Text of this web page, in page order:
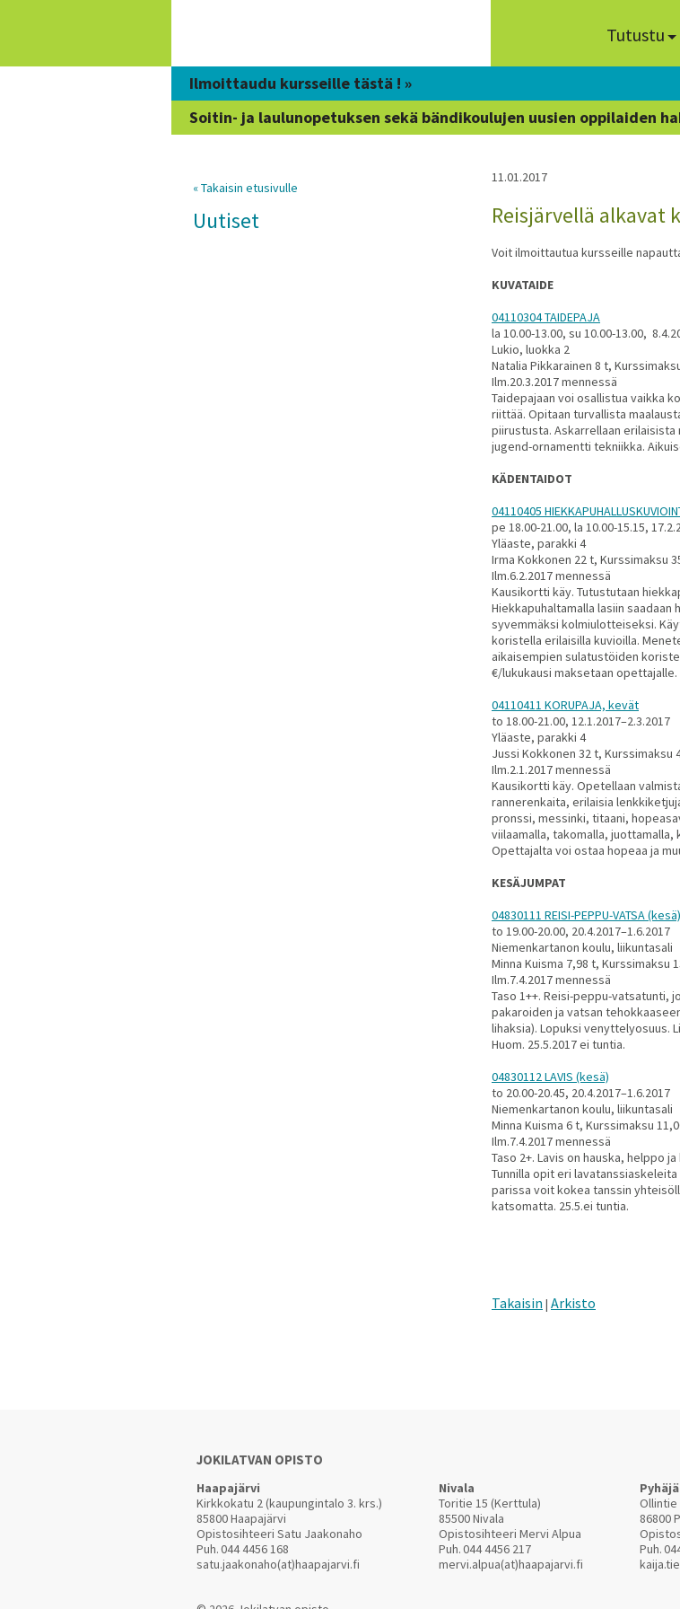
Tutustu
Ilmoittaudu kursseille tästä ! »
Soitin- ja laulunopetuksen sekä bändikoulujen uusien oppilaiden
11.01.2017
Reisjärvellä alkavat
Voit ilmoittautua kursseille
KUVATAIDE
04110304 TAIDEPAJA
la 10.00-13.00, su 10.00-13.00,
Lukio, luokka 2
Natalia Pikkarainen 8 t,
Ilm.20.3.2017 mennessä
Taidepajaan voi osallistua vaikka
riittää. Opitaan turvallista
piirustusta. Askarrellaan
jugend-ornamentti tekniikka.
KÄDENTAIDOT
04110405
pe 18.00-21.00, la 10.00-15.15,
Yläaste, parakki 4
Irma Kokkonen 22 t, Kurssimaksu
Ilm.6.2.2017 mennessä
Kausikortti käy. Tutustutaan
Hiekkapuhaltamalla lasiin saadaan
syvemmäksi kolmiulotteiseksi.
koristella erilaisilla kuvioilla.
aikaisempien sulatustöiden
€/lukukausi maksetaan opettajalle.
04110411 KORUPAJA, kevät
to 18.00-21.00, 12.1.2017–2.3.2017
Yläaste, parakki 4
Jussi Kokkonen 32 t, Kurssimaksu
Ilm.2.1.2017 mennessä
Kausikortti käy. Opetellaan
rannerenkaita, erilaisia
pronssi, messinki, titaani,
viilaamalla, takomalla, juottamalla,
Opettajalta voi ostaa hopeaa ja
KESÄJUMPAT
04830111 REISI-PEPPU-VATSA (kesä)
to 19.00-20.00, 20.4.2017–1.6.2017
Niemenkartanon koulu, liikuntasali
Minna Kuisma 7,98 t, Kurssimaksu
Ilm.7.4.2017 mennessä
Taso 1++. Reisi-peppu-vatsatunti,
pakaroiden ja vatsan
lihaksia). Lopuksi venyttelyosuus.
Huom. 25.5.2017 ei tuntia.
04830112 LAVIS (kesä)
to 20.00-20.45, 20.4.2017–1.6.2017
Niemenkartanon koulu, liikuntasali
Minna Kuisma 6 t, Kurssimaksu
Ilm.7.4.2017 mennessä
Taso 2+. Lavis on hauska, helppo
Tunnilla opit eri
parissa voit kokea tanssin
katsomatta. 25.5.ei tuntia.
Takaisin | Arkisto
« Takaisin etusivulle
Uutiset
JOKILATVAN OPISTO
Haapajärvi
Kirkkokatu 2 (kaupungintalo 3. krs.)
85800 Haapajärvi
Opistosihteeri Satu Jaakonaho
Puh.044 4456 168
satu.jaakonaho(at)haapajarvi.fi
Nivala
Toritie 15 (Kerttula)
85500 Nivala
Opistosihteeri Mervi Alpua
Puh.044 4456 217
mervi.alpua(at)haapajarvi.fi
Ollintie
86800
Puh.